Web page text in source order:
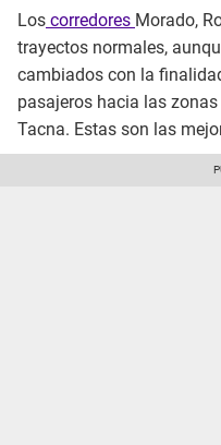
Los corredores Morado,
trayectos normales,
cambiados con la
pasajeros hacia las
Tacna. Estas son las